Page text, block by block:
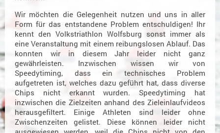
Wir möchten die Gelegenheit nutzen und uns in aller
Form für das entstandene Problem entschuldigen! Ihr
kennt den Volkstriathlon Wolfsburg sonst immer als
eine Veranstaltung mit einem reibungslosen Ablauf. Das
konnten wir in diesem Jahr leider nicht ganz
gewährleisten. Inzwischen wissen wir von
Speedytiming, dass ein technisches Problem
aufgetreten ist, welches dazu geführt hat, dass diverse
Chips nicht erkannt wurden. Speedytiming hat
inzwischen die Zielzeiten anhand des Zieleinlaufvideos
herausgefiltert. Einige Athleten sind leider ohne
Zwischenzeiten gelistet. Diese können leider nicht